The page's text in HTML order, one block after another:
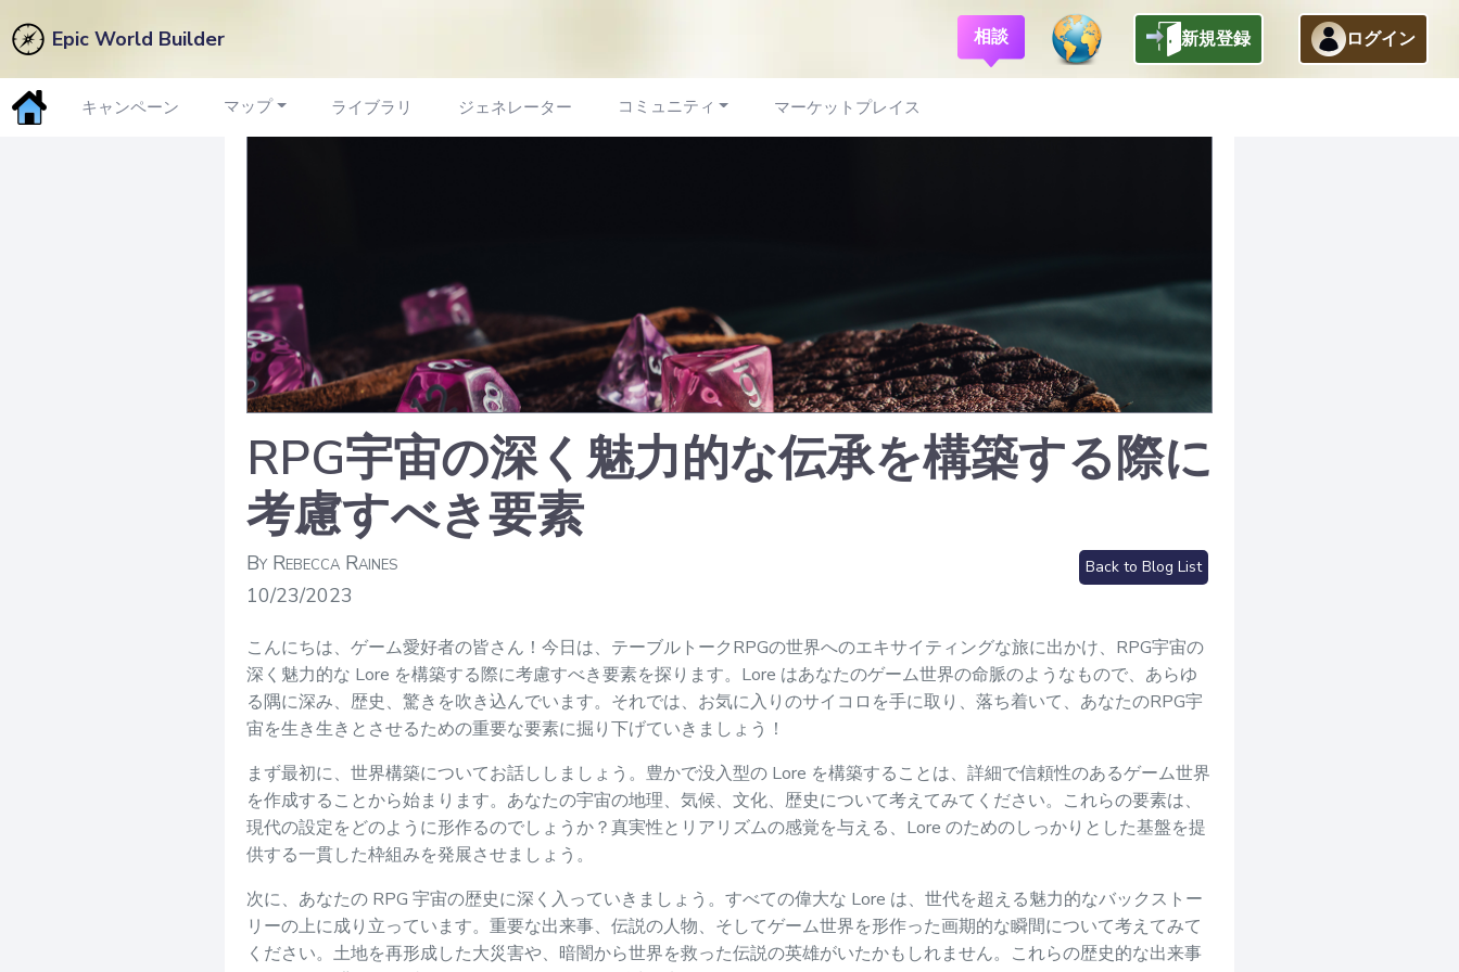
Epic World Builder 相談 新規登録 ログイン
キャンペーン マップ ライブラリ ジェネレーター コミュニティ マーケットプレイス
RPG宇宙の深く魅力的な伝承を構築する際に
考慮すべき要素
By Rebecca Raines
10/23/2023
Back to Blog List
こんにちは、ゲーム愛好者の皆さん！今日は、テーブルトークRPGの世界へのエキサイティングな旅に出かけ、RPG宇宙の
深く魅力的な Lore を構築する際に考慮すべき要素を探ります。Lore はあなたのゲーム世界の命脈のようなもので、あらゆ
る隅に深み、歴史、驚きを吹き込んでいます。それでは、お気に入りのサイコロを手に取り、落ち着いて、あなたのRPG宇
宙を生き生きとさせるための重要な要素に掘り下げていきましょう！
まず最初に、世界構築についてお話ししましょう。豊かで没入型の Lore を構築することは、詳細で信頼性のあるゲーム世界
を作成することから始まります。あなたの宇宙の地理、気候、文化、歴史について考えてみてください。これらの要素は、
現代の設定をどのように形作るのでしょうか？真実性とリアリズムの感覚を与える、Lore のためのしっかりとした基盤を提
供する一貫した枠組みを発展させましょう。
次に、あなたの RPG 宇宙の歴史に深く入っていきましょう。すべての偉大な Lore は、世代を超える魅力的なバックストー
リーの上に成り立っています。重要な出来事、伝説の人物、そしてゲーム世界を形作った画期的な瞬間について考えてみて
ください。土地を再形成した大災害や、暗闇から世界を救った伝説の英雄がいたかもしれません。これらの歴史的な出来事